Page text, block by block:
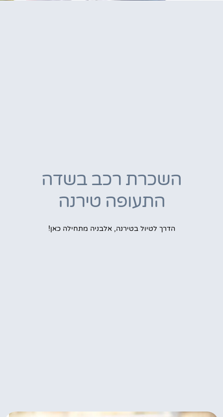
השכרת רכב בשדה
התעופה טירנה
הדרך לטיול בטירנה, אלבניה מתחילה כאן!